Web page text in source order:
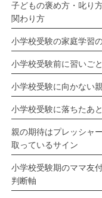
子どもの褒め方・叱り
関わり方
小学校受験の家庭学習
小学校受験前に習いご
小学校受験に向かない
小学校受験に落ちたあ
親の期待はプレッシャ
取っているサイン
小学校受験期のママ友
判断軸